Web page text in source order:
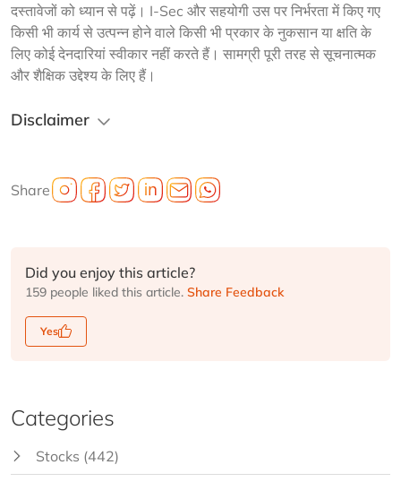
दस्तावेजों को ध्यान से पढ़ें। I-Sec और सहयोगी उस पर निर्भरता में किए गए
किसी भी कार्य से उत्पन्न होने वाले किसी भी प्रकार के नुकसान या क्षति के
लिए कोई देनदारियां स्वीकार नहीं करते हैं। सामग्री पूरी तरह से सूचनात्मक
और शैक्षिक उद्देश्य के लिए हैं।
Disclaimer
Share
Did you enjoy this article?
159 people liked this article. Share Feedback
Yes
Categories
Stocks (442)